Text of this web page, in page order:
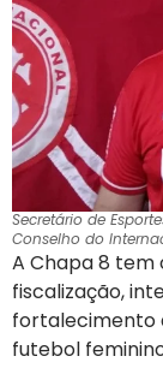
Secretário de
Conselho do
A Chapa 8
fiscalização,
fortalecimento
futebol